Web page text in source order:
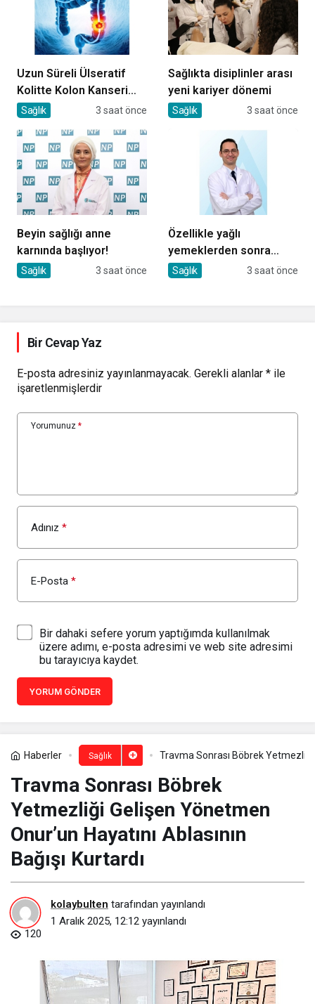
Uzun Süreli Ülseratif
Kolitte Kolon Kanseri
Riski Artıyor mu?
Sağlık 3 saat önce
Sağlıkta disiplinler arası
yeni kariyer dönemi
Sağlık 3 saat önce
Beyin sağlığı anne
karnında başlıyor!
Sağlık 3 saat önce
Özellikle yağlı
yemeklerden sonra
başlıyorsa, gecikmeyin
Sağlık 3 saat önce
Bir Cevap Yaz
E-posta adresiniz yayınlanmayacak. Gerekli alanlar * ile
işaretlenmişlerdir
Yorumunuz *
Adınız *
E-Posta *
Bir dahaki sefere yorum yaptığımda kullanılmak
üzere adımı, e-posta adresimi ve web site adresimi
bu tarayıcıya kaydet.
YORUM GÖNDER
Haberler Sağlık Travma Sonrası Böbrek Yetmezliği
Travma Sonrası Böbrek
Yetmezliği Gelişen Yönetmen
Onur’un Hayatını Ablasının
Bağışı Kurtardı
kolaybulten tarafından yayınlandı
1 Aralık 2025, 12:12 yayınlandı
120